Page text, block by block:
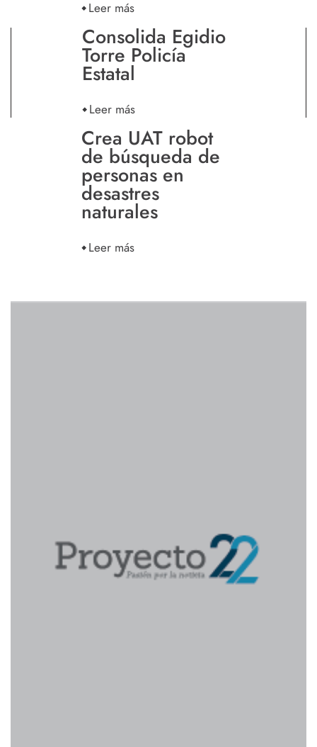
Leer más
Consolida Egidio
Torre Policía
Estatal
Leer más
Crea UAT robot
de búsqueda de
personas en
desastres
naturales
Leer más